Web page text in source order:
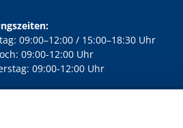
09:00–12:00 / 15:00–18:30 Uhr
09:00-12:00 Uhr
09:00-12:00 Uhr
Berlin